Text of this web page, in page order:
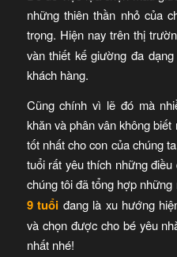
những thiên thần nhỏ của
trọng. Hiện nay trên thị
vàn thiết kế giường đa
khách hàng.
Cũng chính vì lẽ đó mà
khăn và phân vân không
tốt nhất cho con của chúng
tuổi rất yêu thích những
chúng tôi đã tổng hợp những
9 tuổi đang là xu hướng
và chọn được cho bé yêu
nhất nhé!